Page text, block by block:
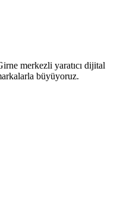
merkezli yaratıcı dijital
büyüyoruz.